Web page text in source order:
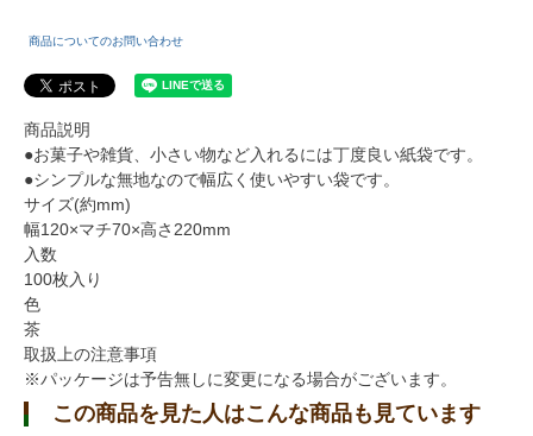
商品についてのお問い合わせ
商品説明
●お菓子や雑貨、小さい物など入れるには丁度良い紙袋です。
●シンプルな無地なので幅広く使いやすい袋です。
サイズ(約mm)
幅120×マチ70×高さ220mm
入数
100枚入り
色
茶
取扱上の注意事項
※パッケージは予告無しに変更になる場合がございます。
この商品を見た人はこんな商品も見ています